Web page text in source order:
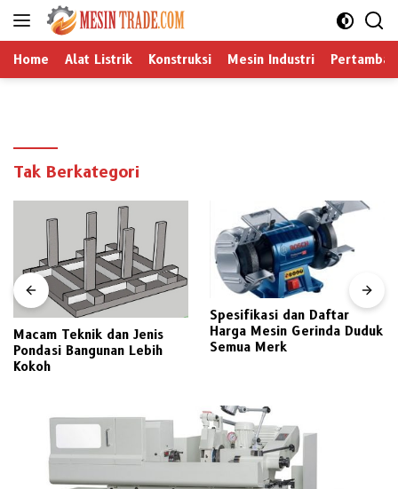
Langsung
Home Alat Listrik Konstruksi Mesin Industri
Tak Berkategori
Macam Teknik dan Jenis
Pondasi Bangunan Lebih
Kokoh
Spesifikasi dan Daftar
Harga Mesin Gerinda Duduk
Semua Merk